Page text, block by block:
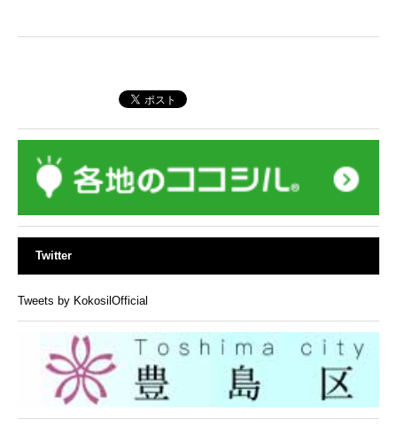
Twitter
Tweets by KokosilOfficial